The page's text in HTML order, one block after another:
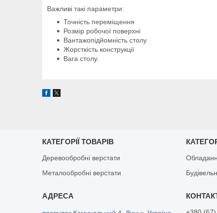
Важливі такі параметри:
Точність переміщення
Розмір робочої поверхні
Вантажопідйомність столу
Жорсткість конструкції
Вага столу.
КАТЕГОРІЇ ТОВАРІВ
Деревообробні верстати
Металообробні верстати